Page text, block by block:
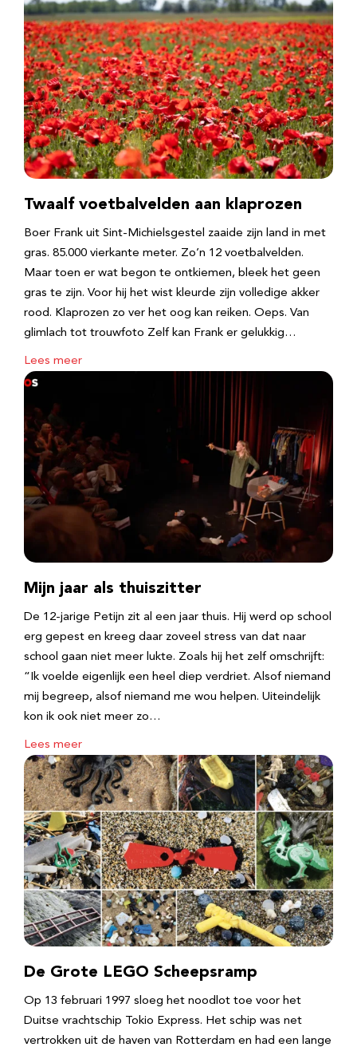
Twaalf voetbalvelden aan klaprozen
Boer Frank uit Sint-Michielsgestel zaaide zijn land in met
gras. 85.000 vierkante meter. Zo’n 12 voetbalvelden.
Maar toen er wat begon te ontkiemen, bleek het geen
gras te zijn. Voor hij het wist kleurde zijn volledige akker
rood. Klaprozen zo ver het oog kan reiken. Oeps. Van
glimlach tot trouwfoto Zelf kan Frank er gelukkig…
Lees meer
Mijn jaar als thuiszitter
De 12-jarige Petijn zit al een jaar thuis. Hij werd op school
erg gepest en kreeg daar zoveel stress van dat naar
school gaan niet meer lukte. Zoals hij het zelf omschrijft:
“Ik voelde eigenlijk een heel diep verdriet. Alsof niemand
mij begreep, alsof niemand me wou helpen. Uiteindelijk
kon ik ook niet meer zo…
Lees meer
De Grote LEGO Scheepsramp
Op 13 februari 1997 sloeg het noodlot toe voor het
Duitse vrachtschip Tokio Express. Het schip was net
vertrokken uit de haven van Rotterdam en had een lange